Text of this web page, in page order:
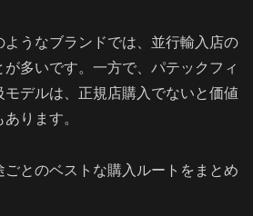
うなブランドでは、並行輸入店の
多いです。一方で、パテックフィ
モデルは、正規店購入でないと価値
ります。
ごとのベストな購入ルートをまとめ